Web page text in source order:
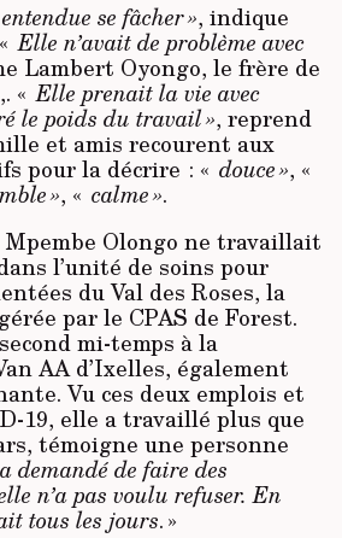
se fâcher », indique
Elle n’avait de problème avec
Lambert Oyongo, le frère de
«Elle prenait la vie avec
le poids du travail », reprend
et amis recourent aux
pour la décrire : « douce », «
», « calme ».
Olongo ne travaillait
l’unité de soins pour
du Val des Roses, la
par le CPAS de Forest.
mi-temps à la
AA d’Ixelles, également
Vu ces deux emplois et
19, elle a travaillé plus que
témoigne une personne
demandé de faire des
n’a pas voulu refuser. En
tous les jours. »